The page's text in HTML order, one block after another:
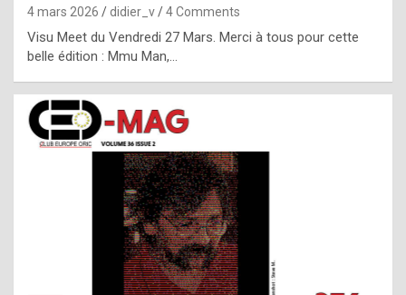
p
l
c
h
i
s
t
o
r
4 mars 2026 didier_v 4 Comments
Visu Meet du Vendredi 27 Mars. Merci à tous pour cette
belle édition : Mmu Man,…